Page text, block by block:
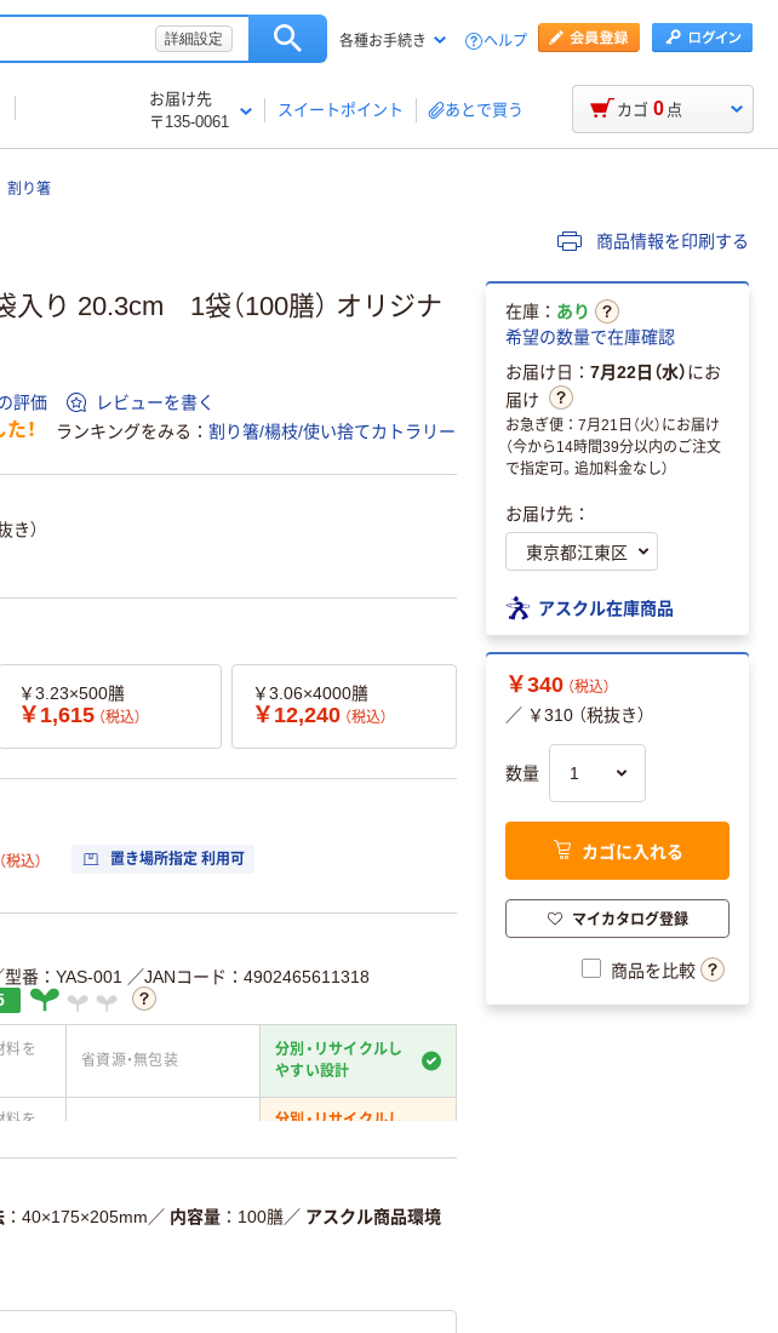
詳細設定 各種お手続き ヘルプ
お届け先
〒135-0061
スイートポイント あとで買う カゴ 0 点
割り箸
商品情報を印刷する
入り 20.3cm 1袋（100膳） オリジナ
評価 レビューを書く
！ ランキングをみる 割り箸/楊枝/使い捨てカトラリー
き）
￥3.23×500膳
￥1,615 （税込）
￥3.06×4000膳
￥12,240 （税込）
（税込） 置き場所指定 利用可
型番：YAS-001
／JANコード：4902465611318
料を
省資源・無包装
分別・リサイクルし
やすい設計
料を
分別・リサイクルし
ている
詳しくはページ下部の商品詳細「
40×175×205mm ／ 内容量 100膳／ アスクル商品環境
在庫： あり
希望の数量で在庫確認
お届け日： 7月22日（水）にお
届け
お急ぎ便：7月21日（火）にお届け
（今から14時間39分以内のご注文
で指定可。追加料金なし）
お届け先：
アスクル在庫商品
￥340 （税込）
／ ￥310 （税抜き）
数量
カゴに入れる
マイカタログ登録
商品を比較